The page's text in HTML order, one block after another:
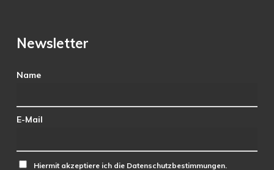
Newsletter
Name
E-Mail
Hiermit akzeptiere ich die Datenschutzbestimmungen.